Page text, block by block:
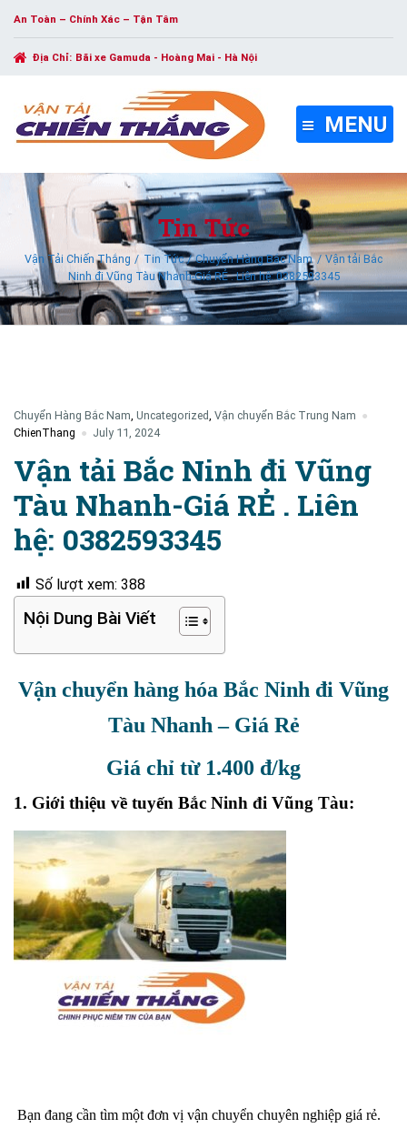
An Toàn – Chính Xác – Tận Tâm
Địa Chỉ: Bãi xe Gamuda - Hoàng Mai - Hà Nội
MENU
Tin Tức
Vận Tải Chiến Thắng Tin Tức Chuyển Hàng Bắc Nam
Vận tải Bắc
Ninh đi Vũng Tàu Nhanh-Giá RẺ . Liên hệ: 0382593345
Chuyển Hàng Bắc Nam Uncategorized Vận chuyển Bắc Trung Nam
ChienThang
July 11, 2024
Vận tải Bắc Ninh đi Vũng
Tàu Nhanh-Giá RẺ . Liên
hệ: 0382593345
Số lượt xem: 388
Nội Dung Bài Viết
Vận chuyển hàng hóa Bắc Ninh đi Vũng
Tàu Nhanh – Giá Rẻ
Giá chỉ từ 1.400 đ/kg
1. Giới thiệu về tuyến Bắc Ninh đi Vũng Tàu:
Bạn đang cần tìm một đơn vị vận chuyển chuyên nghiệp giá rẻ.